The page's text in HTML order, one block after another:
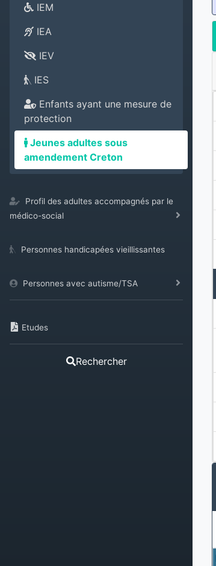
IEM
IEA
IEV
IES
Enfants ayant une mesure de
protection
Jeunes adultes sous
amendement Creton
Profil des adultes accompagnés par le
médico-social
Personnes handicapées vieillissantes
Personnes avec autisme/TSA
Etudes
Rechercher